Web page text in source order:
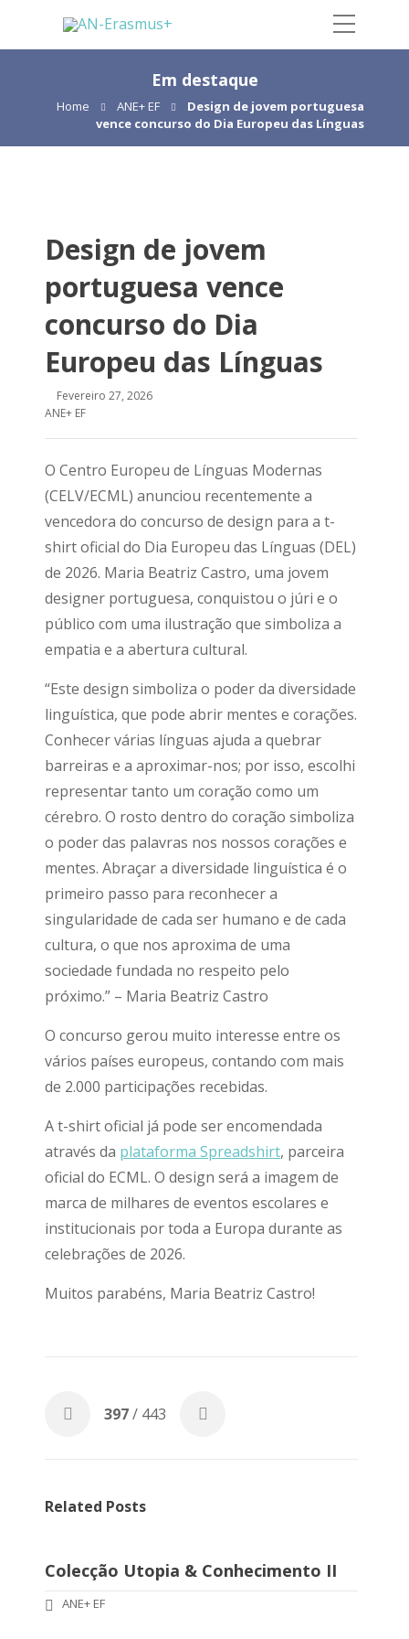
Em destaque
Home ANE+ EF
Design de jovem portuguesa
vence concurso do Dia Europeu das Línguas
Design de jovem
portuguesa vence
concurso do Dia
Europeu das Línguas
Fevereiro 27, 2026
ANE+ EF
O Centro Europeu de Línguas Modernas
(CELV/ECML) anunciou recentemente a
vencedora do concurso de design para a t-
shirt oficial do Dia Europeu das Línguas (DEL)
de 2026. Maria Beatriz Castro, uma jovem
designer portuguesa, conquistou o júri e o
público com uma ilustração que simboliza a
empatia e a abertura cultural.
“Este design simboliza o poder da diversidade
linguística, que pode abrir mentes e corações.
Conhecer várias línguas ajuda a quebrar
barreiras e a aproximar-nos; por isso, escolhi
representar tanto um coração como um
cérebro. O rosto dentro do coração simboliza
o poder das palavras nos nossos corações e
mentes. Abraçar a diversidade linguística é o
primeiro passo para reconhecer a
singularidade de cada ser humano e de cada
cultura, o que nos aproxima de uma
sociedade fundada no respeito pelo
próximo.” – Maria Beatriz Castro
O concurso gerou muito interesse entre os
vários países europeus, contando com mais
de 2.000 participações recebidas.
A t-shirt oficial já pode ser encomendada
através da plataforma Spreadshirt, parceira
oficial do ECML. O design será a imagem de
marca de milhares de eventos escolares e
institucionais por toda a Europa durante as
celebrações de 2026.
Muitos parabéns, Maria Beatriz Castro!
397/ 443
Related Posts
Colecção Utopia & Conhecimento II
ANE+ EF